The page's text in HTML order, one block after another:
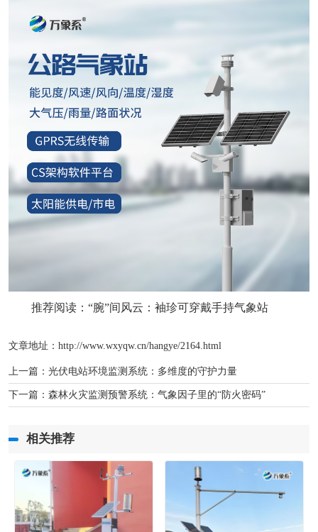
推荐阅读： ‌“腕”间风云：袖珍可穿戴手持气象站
文章地址：http://www.wxyqw.cn/hangye/2164.html
上一篇： 光伏电站环境监测系统：多维度的守护力量
下一篇： 森林火灾监测预警系统：气象因子里的“防火密码”
相关推荐